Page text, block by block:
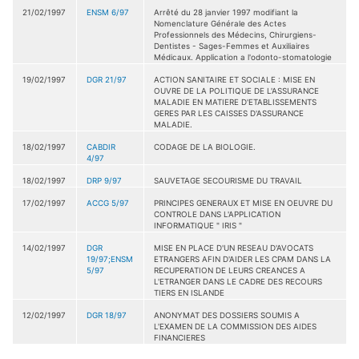
21/02/1997 ENSM 6/97
Arrêté du 28 janvier 1997 modifiant la
Nomenclature Générale des Actes
Professionnels des Médecins, Chirurgiens-
Dentistes - Sages-Femmes et Auxiliaires
Médicaux. Application a l'odonto-stomatologie
19/02/1997 DGR 21/97
ACTION SANITAIRE ET SOCIALE : MISE EN
OUVRE DE LA POLITIQUE DE L'ASSURANCE
MALADIE EN MATIERE D'ETABLISSEMENTS
GERES PAR LES CAISSES D'ASSURANCE
MALADIE.
18/02/1997
CABDIR
4/97
CODAGE DE LA BIOLOGIE.
18/02/1997 DRP 9/97 SAUVETAGE SECOURISME DU TRAVAIL
17/02/1997 ACCG 5/97
PRINCIPES GENERAUX ET MISE EN OEUVRE DU
CONTROLE DANS L'APPLICATION
INFORMATIQUE " IRIS "
14/02/1997
DGR
19/97;ENSM
5/97
MISE EN PLACE D'UN RESEAU D'AVOCATS
ETRANGERS AFIN D'AIDER LES CPAM DANS LA
RECUPERATION DE LEURS CREANCES A
L'ETRANGER DANS LE CADRE DES RECOURS
TIERS EN ISLANDE
12/02/1997 DGR 18/97
ANONYMAT DES DOSSIERS SOUMIS A
L'EXAMEN DE LA COMMISSION DES AIDES
FINANCIERES